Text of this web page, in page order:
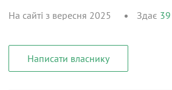
На сайті з вересня 2025 Здає 39
Написати власнику